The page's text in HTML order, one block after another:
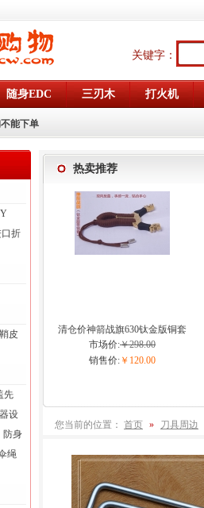
关键字：
随身EDC 三刃木 打火机
能下单
折
皮
先
设
防身
绳
热卖推荐
清仓价神箭战旗630钛金版铜套
弓眼反曲球卡六股弹弓
市场价:￥298.00
销售价: ￥120.00
您当前的位置： 首页 » 刀具周边